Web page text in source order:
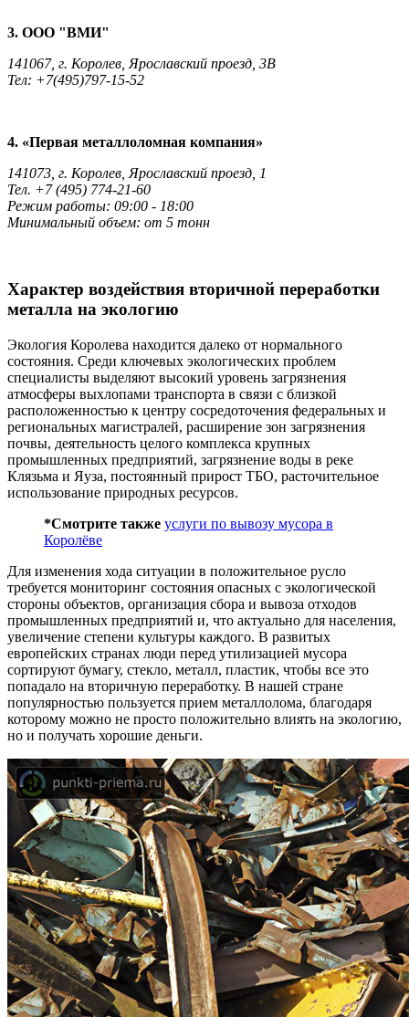
3. ООО "ВМИ"
141067, г. Королев, Ярославский проезд, 3В
Тел: +7(495)797-15-52
4. «Первая металлоломная компания»
141073, г. Королев, Ярославский проезд, 1
Тел. +7 (495) 774-21-60
Режим работы: 09:00 - 18:00
Минимальный объем: от 5 тонн
Характер воздействия вторичной переработки
металла на экологию
Экология Королева находится далеко от нормального
состояния. Среди ключевых экологических проблем
специалисты выделяют высокий уровень загрязнения
атмосферы выхлопами транспорта в связи с близкой
расположенностью к центру сосредоточения федеральных и
региональных магистралей, расширение зон загрязнения
почвы, деятельность целого комплекса крупных
промышленных предприятий, загрязнение воды в реке
Клязьма и Яуза, постоянный прирост ТБО, расточительное
использование природных ресурсов.
*Смотрите также услуги по вывозу мусора в
Королёве
Для изменения хода ситуации в положительное русло
требуется мониторинг состояния опасных с экологической
стороны объектов, организация сбора и вывоза отходов
промышленных предприятий и, что актуально для населения,
увеличение степени культуры каждого. В развитых
европейских странах люди перед утилизацией мусора
сортируют бумагу, стекло, металл, пластик, чтобы все это
попадало на вторичную переработку. В нашей стране
популярностью пользуется прием металлолома, благодаря
которому можно не просто положительно влиять на экологию,
но и получать хорошие деньги.